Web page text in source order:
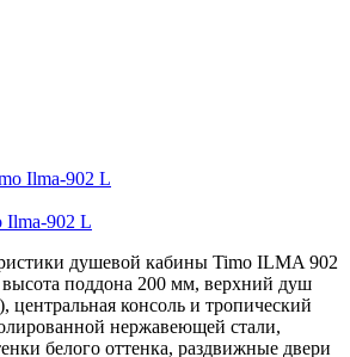
Ilma-902 L
душевой кабины Timo ILMA 902
высота поддона 200 мм, верхний душ
центральная консоль и тропический
нержавеющей стали,
белого оттенка, раздвижные двери